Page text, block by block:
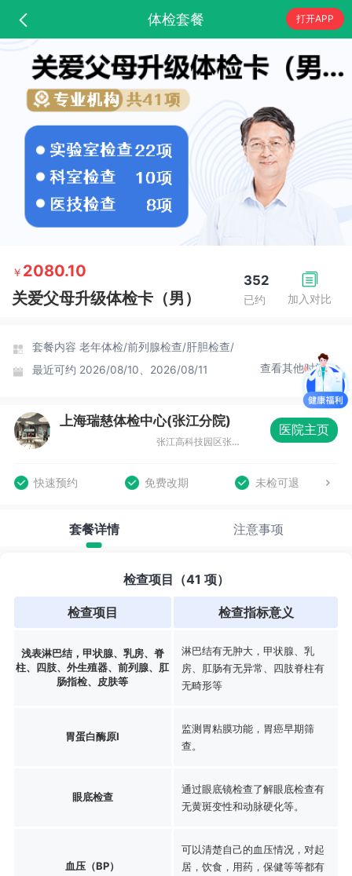
体检套餐 打开APP
加入对比
352
已约
￥ 2080.10
关爱父母升级体检卡（男）
套餐内容 老年体检/前列腺检查/肝胆检查/
最近可约 2026/08/10、2026/08/11 查看其他时间
上海瑞慈体检中心(张江分院)
张江高科技园区张东路1388号15号楼
医院主页
快速预约 免费改期 未检可退
套餐详情 注意事项
检查项目（41 项）
检查项目 检查指标意义
浅表淋巴结，甲状腺、乳房、脊
柱、四肢、外生殖器、前列腺、肛
肠指检、皮肤等
淋巴结有无肿大，甲状腺、乳
房、肛肠有无异常、四肢脊柱有
无畸形等
胃蛋白酶原Ⅰ
监测胃粘膜功能，胃癌早期筛
查。
眼底检查
通过眼底镜检查了解眼底检查有
无黄斑变性和动脉硬化等。
血压（BP）
可以清楚自己的血压情况，对起
居，饮食，用药，保健等等都有